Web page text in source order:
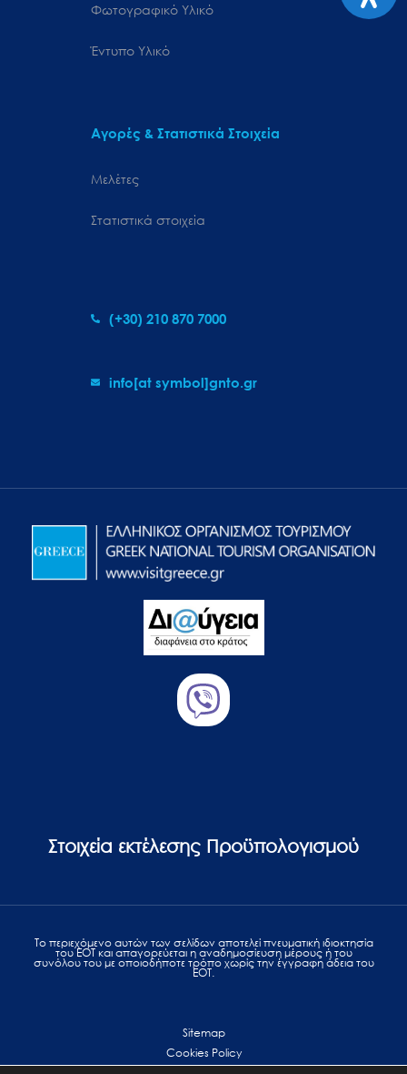
Φωτογραφικό Υλικό
Έντυπο Υλικό
Αγορές & Στατιστικά Στοιχεία
Μελέτες
Στατιστικά στοιχεία
(+30) 210 870 7000
info[at symbol]gnto.gr
Στοιχεία εκτέλεσης Προϋπολογισμού
Το περιεχόμενο αυτών των σελίδων αποτελεί πvευματική ιδιοκτησία
του ΕΟΤ και απαγορεύεται η αναδημοσίευση μέρους ή του
συνόλου του με οποιοδήποτε τρόπο χωρίς την έγγραφη άδεια του
ΕΟΤ.
Sitemap
Cookies Policy